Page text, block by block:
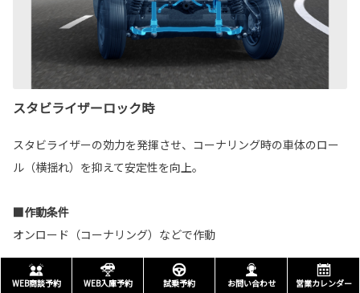
スタビライザーロック時
スタビライザーの効力を発揮させ、コーナリング時の車体のロー
ル（横揺れ）を抑えて安定性を向上。
■作動条件
オンロード（コーナリング）などで作動
WEB商談予約 WEB入庫予約 試乗予約 お問い合わせ 営業カレンダー